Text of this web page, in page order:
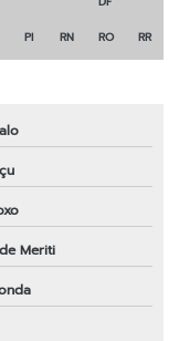
PI RN RO RR
Meriti